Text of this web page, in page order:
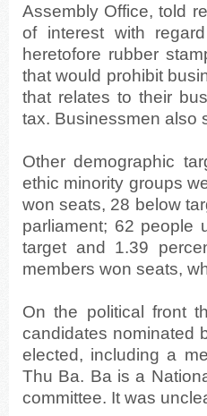
Assembly Office, told
of interest with
heretofore rubber
that would prohibit
that relates to their
tax. Businessmen also
Other demographic
ethic minority groups
won seats, 28 below
parliament; 62 people
target and 1.39
members won seats,
On the political front
candidates nominated
elected, including a
Thu Ba. Ba is a
committee. It was